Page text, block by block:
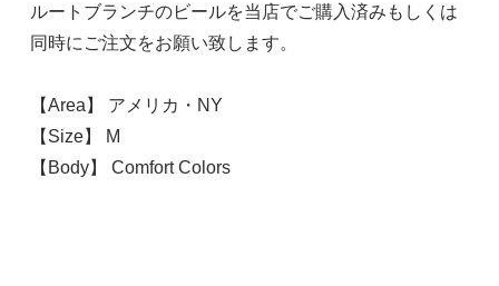
ルートブランチのビールを当店でご購入済みもしくは
同時にご注文をお願い致します。
【Area】 アメリカ・NY
【Size】 M
【Body】 Comfort Colors